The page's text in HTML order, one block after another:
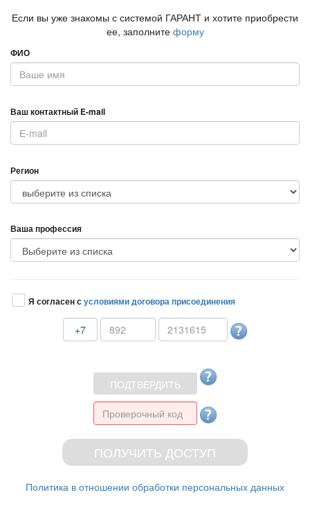
Если вы уже знакомы с системой ГАРАНТ и хотите приобрести
ее, заполните форму
ФИО
аш контактный E-mail
Регион
аша профессия
Я согласен сусловиями договора присоединения
+7
Политика в отношении обработки персональных данных